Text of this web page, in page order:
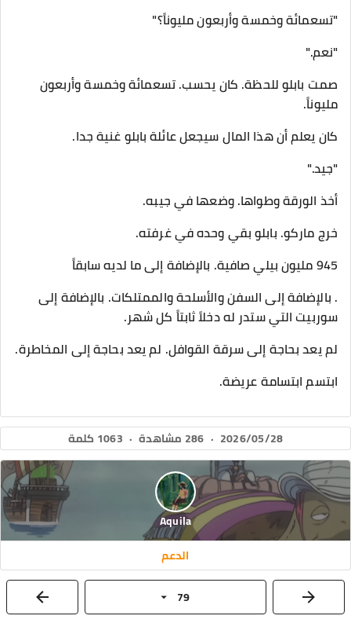
"تسعمائة وخمسة وأربعون مليوناً؟"
"نعم."
صمت بابلو للحظة. كان يحسب. تسعمائة وخمسة وأربعون
مليوناً.
كان يعلم أن هذا المال سيجعل عائلة بابلو غنية جدا.
"جيد."
أخذ الورقة وطواها. وضعها في جيبه.
خرج ماركو. بابلو بقي وحده في غرفته.
945 مليون بيلي صافية. بالإضافة إلى ما لديه سابقاً
. بالإضافة إلى السفن والأسلحة والممتلكات. بالإضافة إلى
سوربيت التي ستدر له دخلاً ثابتاً كل شهر.
لم يعد بحاجة إلى سرقة القوافل. لم يعد بحاجة إلى المخاطرة.
ابتسم ابتسامة عريضة.
2026/05/28
· 286 مشاهدة · 1063 كلمة
Aquila
الدعم
79